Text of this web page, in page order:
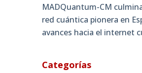
MADQuantum-CM
red cuántica pionera en
avances hacia el internet
Categorías